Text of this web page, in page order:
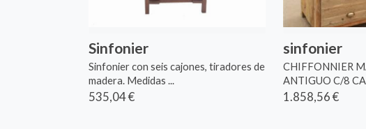
Sinfonier
Sinfonier con seis cajones, tiradores de
madera. Medidas ...
535,04 €
sinfonier
CHIFFONNIER
ANTIGUO C/8
1.858,56 €